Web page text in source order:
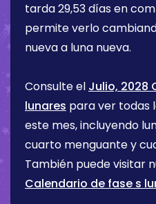
tarda 29,53 días en
permite verlo
nueva a luna nueva.
Consulte el Julio, 2028
lunares para ver todas
este mes, incluyendo
cuarto menguante y
También puede visitar
Calendario de fase s